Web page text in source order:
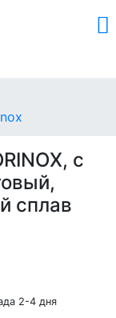
с
сплав
2-4 дня